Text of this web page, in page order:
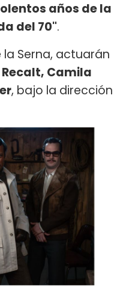
años de la
del 70".
Serna, actuarán
Camila
, bajo la dirección